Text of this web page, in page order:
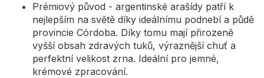
Prémiový původ - argentinské arašídy patří k
nejlepším na světě díky ideálnímu podnebí a půdě
provincie Córdoba. Díky tomu mají přirozeně
vyšší obsah zdravých tuků, výraznější chuť a
perfektní velikost zrna. Ideální pro jemné,
krémové zpracování.